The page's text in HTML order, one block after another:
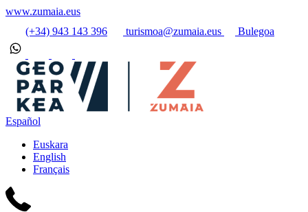
www.zumaia.eus
(+34) 943 143 396
turismoa@zumaia.eus Bulegoa
Español
Euskara
English
Français